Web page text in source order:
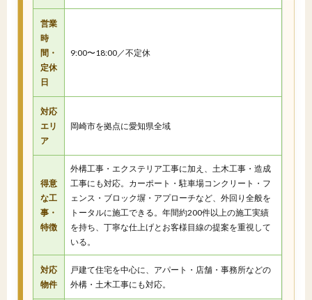
営業
時
間・
定休
日
9:00〜18:00／不定休
対応
エリ
ア
岡崎市を拠点に愛知県全域
得意
な工
事・
特徴
外構工事・エクステリア工事に加え、土木工事・造成
工事にも対応。カーポート・駐車場コンクリート・フ
ェンス・ブロック塀・アプローチなど、外回り全般を
トータルに施工できる。年間約200件以上の施工実績
を持ち、丁寧な仕上げとお客様目線の提案を重視して
いる。
対応
物件
戸建て住宅を中心に、アパート・店舗・事務所などの
外構・土木工事にも対応。